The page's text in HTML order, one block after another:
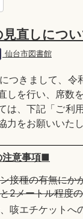
見直しにつ
仙台市図書館
つきまして、
しを行い、席数
は、下記「ご利
力をお願いいたし
注意事項■
接種の有無にか
2メートル程度
咳エチケットへ